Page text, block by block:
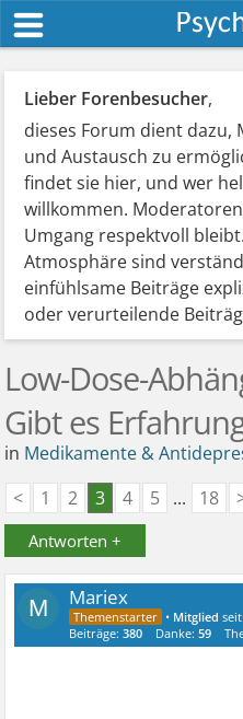
Lieber Forenbesucher,
dieses Forum dient
und Austausch zu
findet sie hier, und wer
willkommen.
Umgang respektvoll
Atmosphäre sind
einfühlsame Beiträge
oder verurteilende
Low-Dose-
Gibt es
in Medikamente &
<
1 2 3 4 5 ... 18
Antworten +
M Mariex
• Mitglied
Beiträge:380 Danke:59